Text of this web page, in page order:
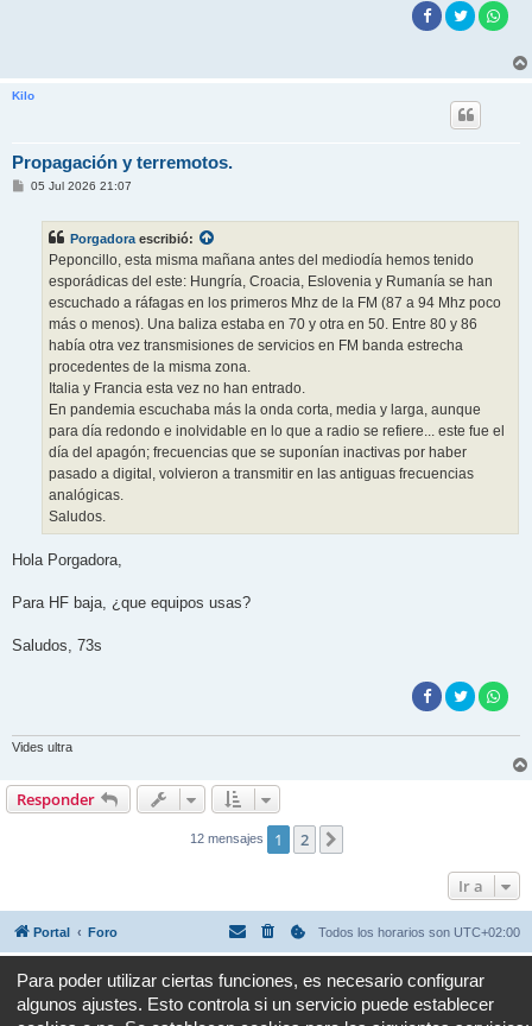
Kilo
Propagación y terremotos.
M05 Jul 2026 21:07
Porgadora escribió:
Peponcillo, esta misma mañana antes del mediodía hemos tenido
esporádicas del este: Hungría, Croacia, Eslovenia y Rumanía se han
escuchado a ráfagas en los primeros Mhz de la FM (87 a 94 Mhz poco
más o menos). Una baliza estaba en 70 y otra en 50. Entre 80 y 86
había otra vez transmisiones de servicios en FM banda estrecha
procedentes de la misma zona.
Italia y Francia esta vez no han entrado.
En pandemia escuchaba más la onda corta, media y larga, aunque
para día redondo e inolvidable en lo que a radio se refiere... este fue el
día del apagón; frecuencias que se suponían inactivas por haber
pasado a digital, volvieron a transmitir en las antiguas frecuencias
analógicas.
Saludos.
Hola Porgadora,
Para HF baja, ¿que equipos usas?
Saludos, 73s
Vides ultra
Responder
12 mensajes 1 2
Ir a
Portal Foro Todos los horarios son UTC+02:00
Desarrollado por phpBB
® Forum Software © phpBB Limited
Traducción al español por
phpBB España
Para poder utilizar ciertas funciones, es necesario configurar
algunos ajustes. Esto controla si un servicio puede establecer